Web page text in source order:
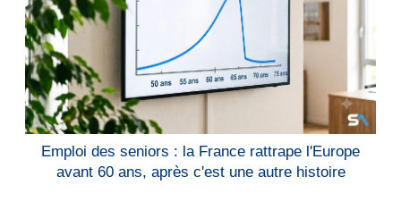
Emploi des seniors : la France rattrape l'Europe
avant 60 ans, après c'est une autre histoire